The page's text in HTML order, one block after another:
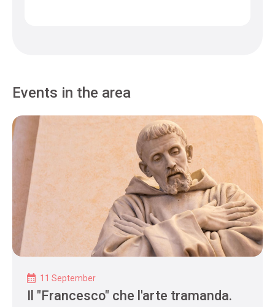
Events in the area
11 September
Il "Francesco" che l'arte tramanda.